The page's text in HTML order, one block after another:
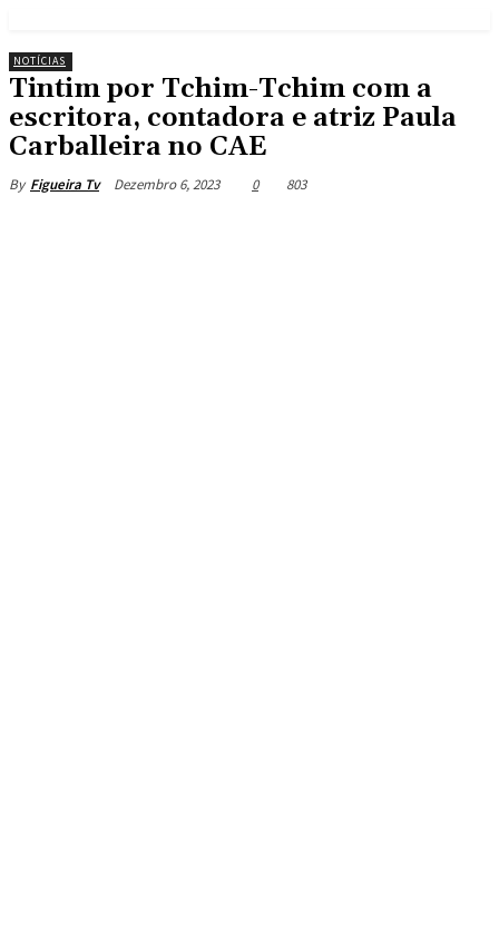
NOTÍCIAS
Tintim por Tchim-Tchim com a
escritora, contadora e atriz Paula
Carballeira no CAE
By Figueira Tv Dezembro 6, 2023 0 803